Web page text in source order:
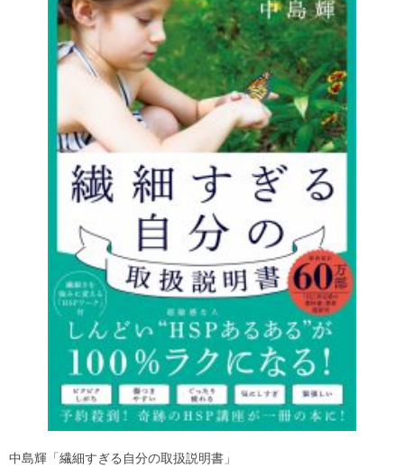
中島輝「繊細すぎる自分の取扱説明書」